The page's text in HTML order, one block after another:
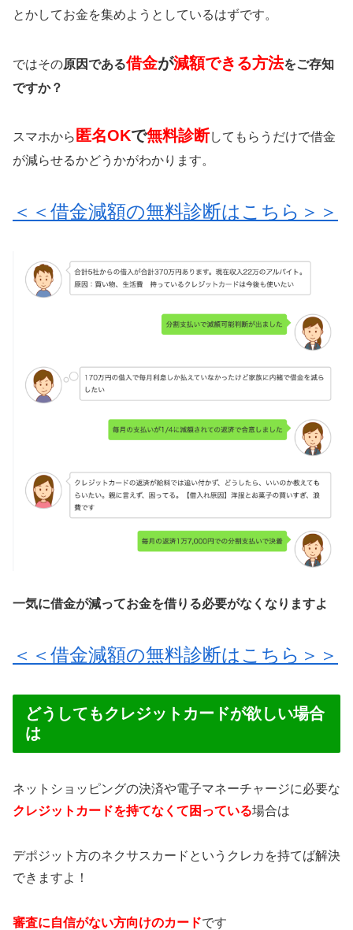
とかしてお金を集めようとしているはずです。
ではその原因である借金が減額できる方法をご存知
ですか？
スマホから 匿名OKで無料診断してもらうだけで借金
が減らせるかどうかがわかります。
＜＜借金減額の無料診断はこちら＞＞
一気に借金が減ってお金を借りる必要がなくなりますよ
＜＜借金減額の無料診断はこちら＞＞
どうしてもクレジットカードが欲しい場合
は
ネットショッピングの決済や電子マネーチャージに必要な
クレジットカードを持てなくて困っている場合は
デポジット方のネクサスカードというクレカを持てば解決
できますよ！
審査に自信がない方向けのカードです